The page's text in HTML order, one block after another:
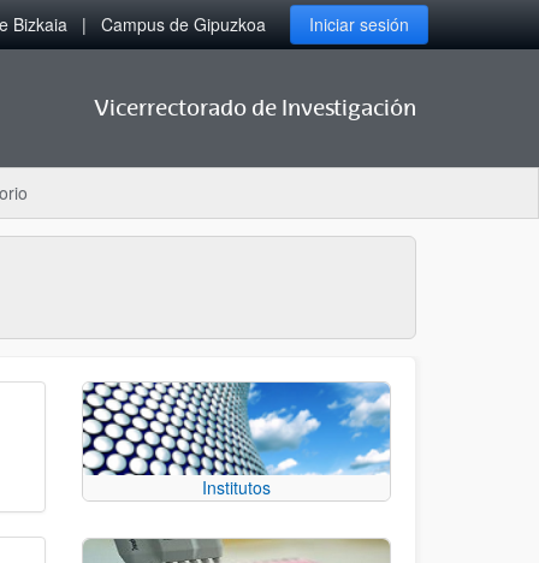
Bizkaia Campus de Gipuzkoa Iniciar sesión
Vicerrectorado de Investigación
Institutos